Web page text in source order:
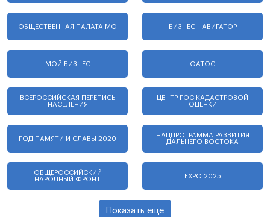
ОБЩЕСТВЕННАЯ ПАЛАТА МО БИЗНЕС НАВИГАТОР
МОЙ БИЗНЕС ОАТОС
ВСЕРОССИЙСКАЯ ПЕРЕПИСЬ
НАСЕЛЕНИЯ
ЦЕНТР ГОС.КАДАСТРОВОЙ
ОЦЕНКИ
ГОД ПАМЯТИ И СЛАВЫ 2020
НАЦПРОГРАММА РАЗВИТИЯ
ДАЛЬНЕГО ВОСТОКА
ОБЩЕРОССИЙСКИЙ
НАРОДНЫЙ ФРОНТ
EXPO 2025
Показать еще